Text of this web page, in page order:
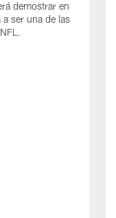
demostrar en
ser una de las